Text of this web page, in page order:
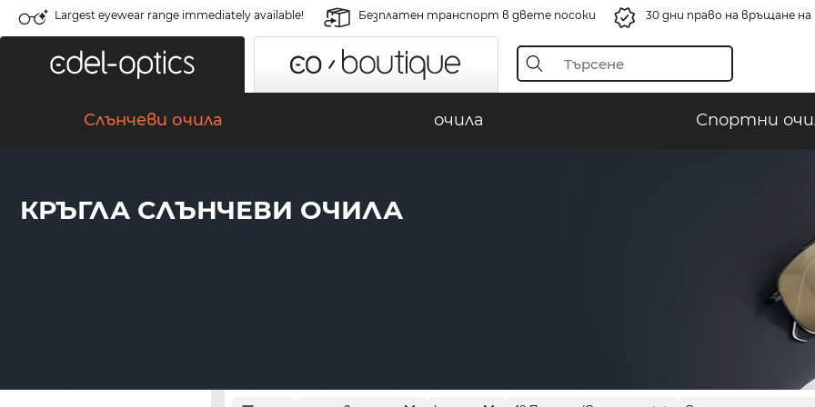
Largest eyewear range immediately available! Безплатен транспорт в двете посоки 30 дни право на връщане
Слънчеви очила очила Спортни
КРЪГЛА СЛЪНЧЕВИ ОЧИЛА